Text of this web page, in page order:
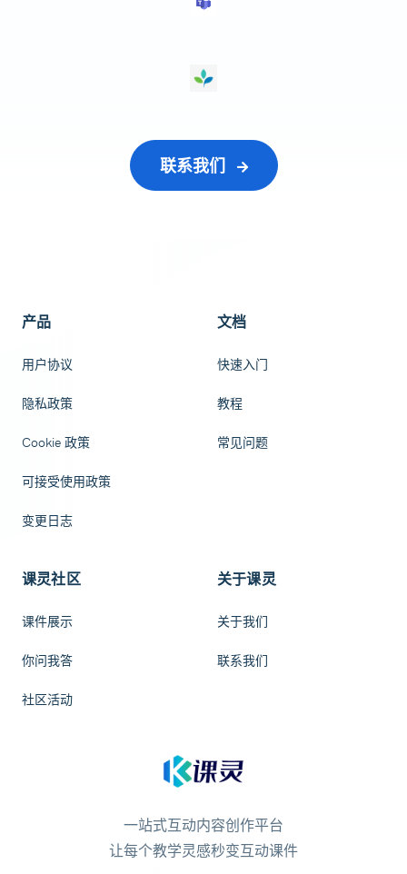
联系我们
一站式互动内容创作平台
让每个教学灵感秒变互动课件
产品
用户协议
隐私政策
Cookie 政策
可接受使用政策
变更日志
文档
快速入门
教程
常见问题
课灵社区
课件展示
你问我答
社区活动
关于课灵
关于我们
联系我们